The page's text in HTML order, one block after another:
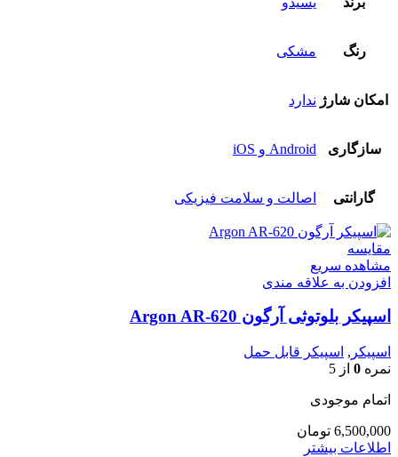
رنگ مشکی
امکان شارژ ندارد
سازگاری Android و iOS
گارانتی اصالت و سلامت فیزیکی
مقایسه
مشاهده سریع
افزودن به علاقه مندی
اسپیکر بلوتوثی آرگون Argon AR-620
اسپیکر , اسپیکر قابل حمل
نمره 0 از 5
اتمام موجودی
6,500,000 تومان
اطلاعات بیشتر